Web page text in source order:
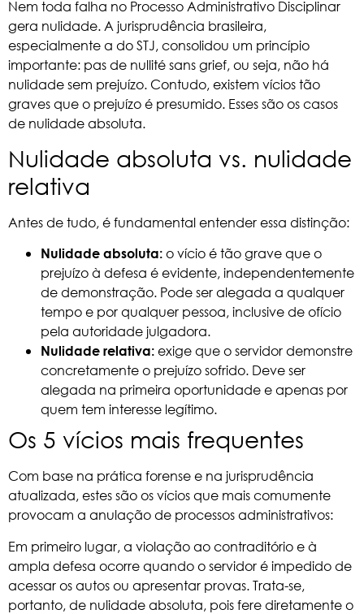
Nem toda falha no Processo Administrativo Disciplinar
gera nulidade. A jurisprudência brasileira,
especialmente a doSTJ, consolidou um princípio
importante: pas de nullité sans grief, ou seja, não há
nulidade sem prejuízo. Contudo, existem vícios tão
graves que o prejuízo é presumido. Esses são os casos
de nulidade absoluta.
Nulidade absoluta vs. nulidade
relativa
Antes de tudo, é fundamental entender essa distinção:
Nulidade absoluta: o vício é tão grave que o
prejuízo à defesa é evidente, independentemente
de demonstração. Pode ser alegada a qualquer
tempo e por qualquer pessoa, inclusive de ofício
pela autoridade julgadora.
Nulidade relativa: exige que o servidor demonstre
concretamente o prejuízo sofrido. Deve ser
alegada na primeira oportunidade e apenas por
quem tem interesse legítimo.
Os 5 vícios mais frequentes
Com base na prática forense e na jurisprudência
atualizada, estes são os vícios que mais comumente
provocam a anulação de processos administrativos:
Em primeiro lugar, a violação ao contraditório e à
ampla defesa ocorre quando o servidor é impedido de
acessar os autos ou apresentar provas. Trata-se,
portanto, de nulidade absoluta, pois fere diretamente o